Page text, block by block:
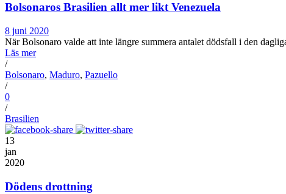
Bolsonaros Brasilien allt mer likt Venezuela
8 juni 2020
När Bolsonaro valde att inte längre summera antalet dödsfall i den
Läs mer
/
Bolsonaro, Maduro, Pazuello
/
0
/
Brasilien
13
jan
2020
Dödens drottning